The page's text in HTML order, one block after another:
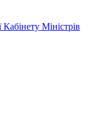
Міністрів